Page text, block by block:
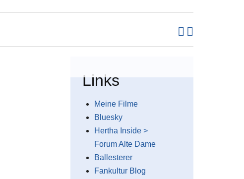
Links
Meine Filme
Bluesky
Hertha Inside >
Forum Alte Dame
Ballesterer
Fankultur Blog